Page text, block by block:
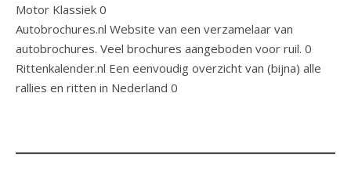
Motor Klassiek 0
Autobrochures.nl Website van een verzamelaar van
autobrochures. Veel brochures aangeboden voor ruil. 0
Rittenkalender.nl Een eenvoudig overzicht van (bijna) alle
rallies en ritten in Nederland 0